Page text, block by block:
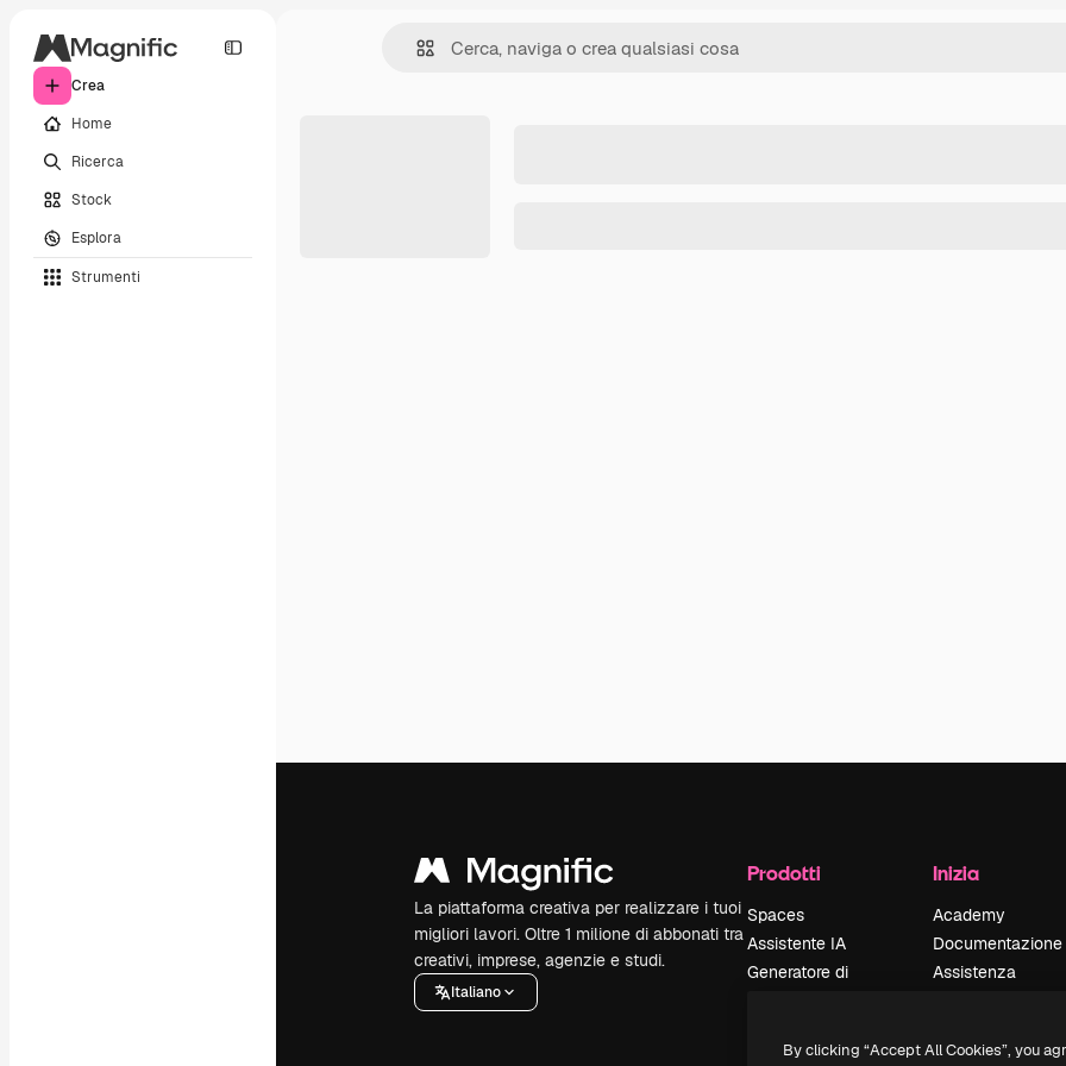
Crea
Home
Ricerca
Stock
Esplora
Strumenti
La piattaforma creativa per realizzare i tuoi
migliori lavori. Oltre 1 milione di abbonati tra
creativi, imprese, agenzie e studi.
Italiano
Prodotti
Spaces
Assistente IA
Generatore di
Inizia
Academy
Documentazione
Assistenza
Politica sulla
By clicking “Accept All Cookies”, you